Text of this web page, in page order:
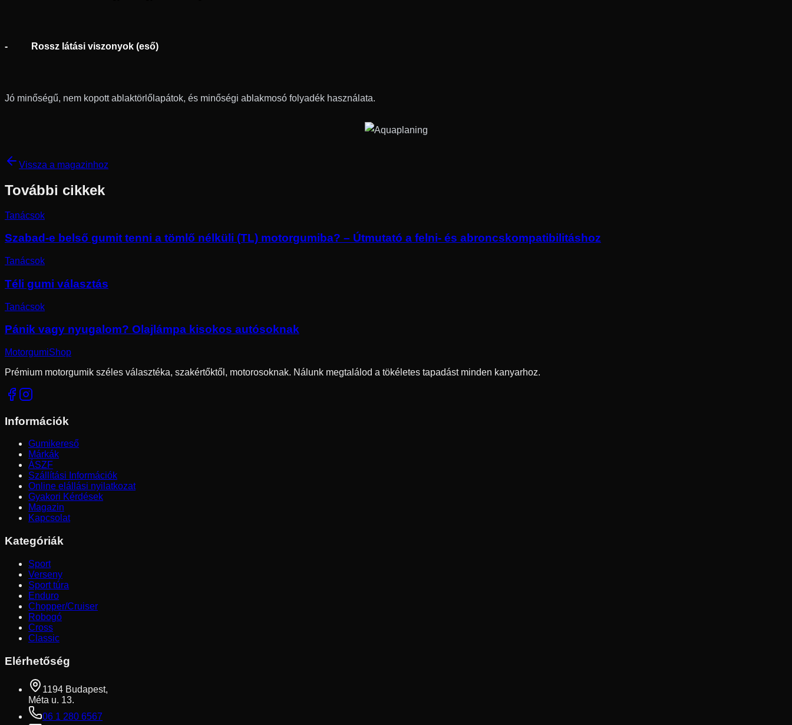
- Rossz látási viszonyok (eső)
Jó minőségű, nem kopott ablaktörlőlapátok, és minőségi ablakmosó folyadék használata.
Vissza a magazinhoz
További cikkek
Tanácsok
Szabad-e belső gumit tenni a tömlő nélküli (TL) motorgumiba? – Útmutató a felni- és abroncskompatibilitáshoz
Tanácsok
Téli gumi választás
Tanácsok
Pánik vagy nyugalom? Olajlámpa kisokos autósoknak
MotorgumiShop
Prémium motorgumik széles választéka, szakértőktől, motorosoknak. Nálunk megtalálod a tökéletes tapadást minden kanyarhoz.
Információk
Gumikereső
Márkák
ÁSZF
Szállítási Információk
Online elállási nyilatkozat
Gyakori Kérdések
Magazin
Kapcsolat
Kategóriák
Sport
Verseny
Sport túra
Enduro
Chopper/Cruiser
Robogó
Cross
Classic
Elérhetőség
1194 Budapest,
Méta u. 13.
06 1 280 6567